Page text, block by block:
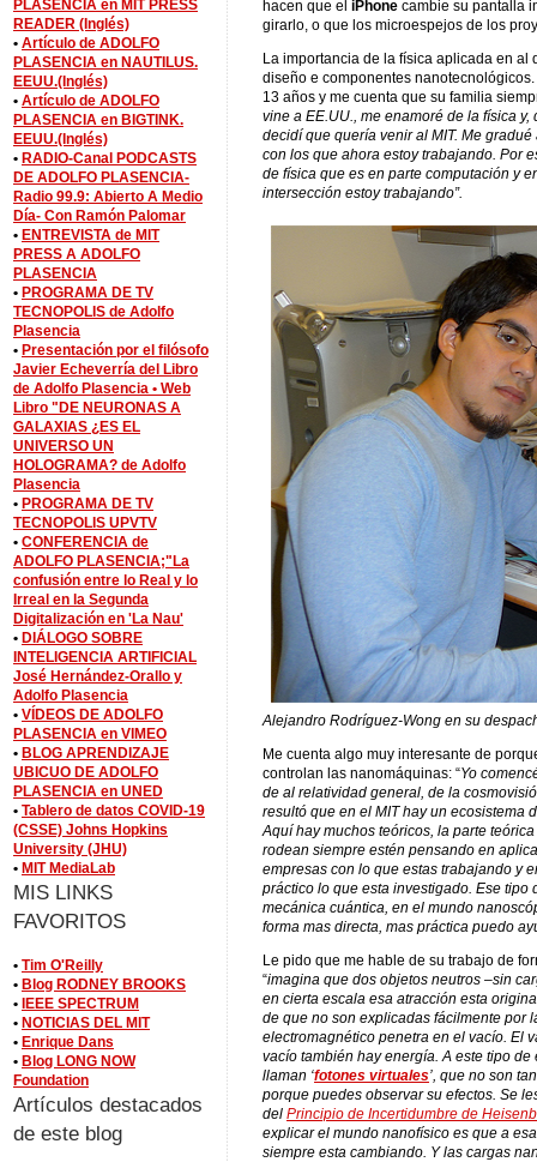
hacen que el iPhone cambie su pantalla
girarlo, o que los microespejos de los
La importancia de la física aplicada en
diseño e componentes
13 años y me cuenta que su familia
vine a EE.UU., me enamoré de la física
decidí que quería venir al MIT. Me
con los que ahora estoy trabajando. Por
de física que es en parte computación y
intersección estoy trabajando”.
Alejandro Rodríguez-Wong en su
Me cuenta algo muy interesante de
controlan las nanomáquinas: “Yo
de al relatividad general, de la
resultó que en el MIT hay un ecosistema
Aquí hay muchos teóricos, la parte
rodean siempre estén pensando en
empresas con lo que estas trabajando y
práctico lo que esta investigado. Ese
mecánica cuántica, en el mundo
forma mas directa, mas práctica puedo
Le pido que me hable de su trabajo de
“imagina que dos objetos neutros –sin
en cierta escala esa atracción esta
de que no son explicadas fácilmente por
electromagnético penetra en el vacío. El
vacío también hay energía. A este tipo
llaman ‘fotones virtuales’, que no son
porque puedes observar su efectos. Se
del Principio de Incertidumbre de
explicar el mundo nanofísico es que a
siempre esta cambiando. Y las cargas
PLASENCIA en MIT PRESS
READER (Inglés)
• Artículo de ADOLFO
PLASENCIA en NAUTILUS.
EEUU.(Inglés)
• Artículo de ADOLFO
PLASENCIA en BIGTINK.
EEUU.(Inglés)
• RADIO-Canal PODCASTS
DE ADOLFO PLASENCIA-
Radio 99.9: Abierto A Medio
Día- Con Ramón Palomar
• ENTREVISTA de MIT
PRESS A ADOLFO
PLASENCIA
• PROGRAMA DE TV
TECNOPOLIS de Adolfo
Plasencia
• Presentación por el filósofo
Javier Echeverría del Libro
de Adolfo Plasencia • Web
Libro "DE NEURONAS A
GALAXIAS ¿ES EL
UNIVERSO UN
HOLOGRAMA? de Adolfo
Plasencia
• PROGRAMA DE TV
TECNOPOLIS UPVTV
• CONFERENCIA de
ADOLFO PLASENCIA;"La
confusión entre lo Real y lo
Irreal en la Segunda
Digitalización en 'La Nau'
• DIÁLOGO SOBRE
INTELIGENCIA ARTIFICIAL
José Hernández-Orallo y
Adolfo Plasencia
• VÍDEOS DE ADOLFO
PLASENCIA en VIMEO
• BLOG APRENDIZAJE
UBICUO DE ADOLFO
PLASENCIA en UNED
• Tablero de datos COVID-19
(CSSE) Johns Hopkins
University (JHU)
• MIT MediaLab
MIS LINKS
FAVORITOS
• Tim O'Reilly
• Blog RODNEY BROOKS
• IEEE SPECTRUM
• NOTICIAS DEL MIT
• Enrique Dans
• Blog LONG NOW
Foundation
Artículos destacados
de este blog